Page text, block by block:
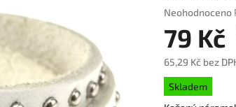
Průměrné
produktu
0,0
5
Neohodnoceno
79 Kč
65,29 Kč bez
Měrná
cena:
Skladem